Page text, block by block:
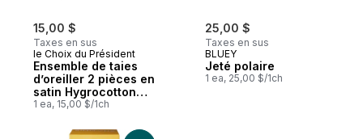
15,00 $
Taxes en sus
le Choix du Président
Ensemble de taies
d’oreiller 2 pièces en
satin HygrocottonMD
pour grand lit
1 ea, 15,00 $/1ch
25,00 $
Taxes en sus
BLUEY
Jeté polaire
1 ea, 25,00 $/1ch